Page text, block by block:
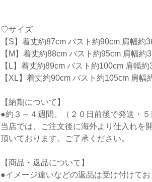
♡サイズ
【S】着丈約87cm バスト約90cm 肩幅
【M】着丈約88cm バスト約95cm 肩幅
【L】着丈約89cm バスト約100cm 肩幅
【XL】着丈約90cm バスト約105cm 肩
【納期について】
●約３～４週間。（２０日前後で発送・
当店では、ご注文後に海外より仕入れを
頂いております。ご了承ください。
【商品・返品について】
●イメージ違いなどの返品は受け付けてお